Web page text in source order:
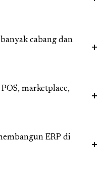
cabang dan
marketplace,
ERP di